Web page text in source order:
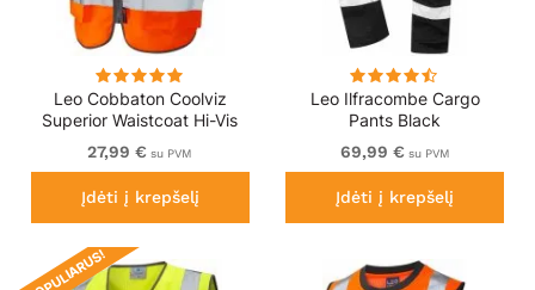
Leo Cobbaton Coolviz
Superior Waistcoat Hi-Vis
Orange
27,99 € su PVM
Įdėti į krepšelį
Leo Ilfracombe Cargo
Pants Black
69,99 € su PVM
Įdėti į krepšelį
POPULIARUS!